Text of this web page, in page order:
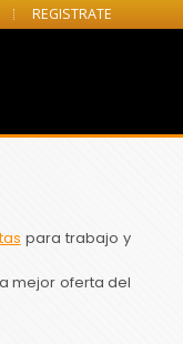
REGISTRATE
para trabajo y
mejor oferta del